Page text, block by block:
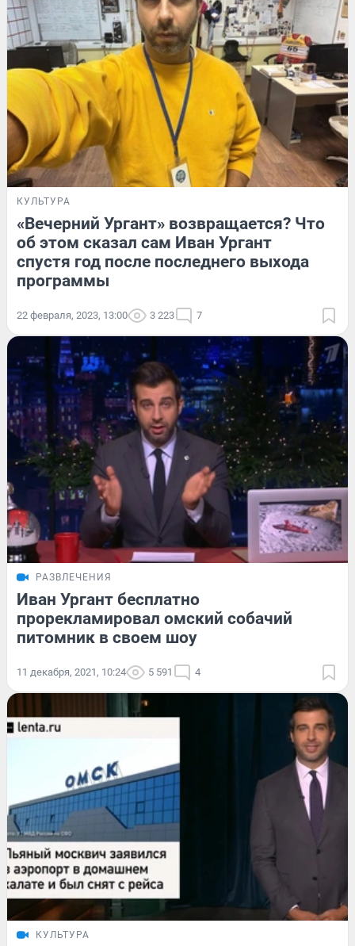
КУЛЬТУРА
«Вечерний Ургант» возвращается? Что
об этом сказал сам Иван Ургант
спустя год после последнего выхода
программы
22 февраля, 2023, 13:00 3 223 7
РАЗВЛЕЧЕНИЯ
Иван Ургант бесплатно
прорекламировал омский собачий
питомник в своем шоу
11 декабря, 2021, 10:24 5 591 4
КУЛЬТУРА